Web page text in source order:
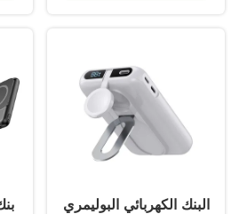
البنك الكهربائي البوليمري